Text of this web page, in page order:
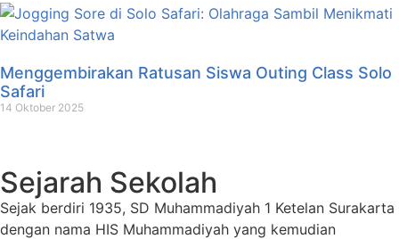
Menggembirakan Ratusan Siswa Outing Class Solo
Safari
14 Oktober 2025
Sejarah Sekolah
Sejak berdiri 1935, SD Muhammadiyah 1 Ketelan Surakarta
dengan nama HIS Muhammadiyah yang kemudian